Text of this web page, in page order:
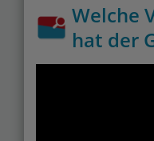
Welche
hat der